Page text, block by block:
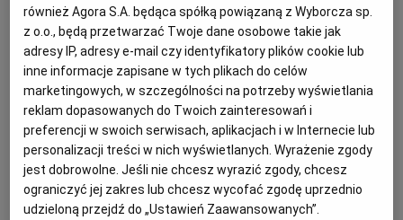
MIĘSA
RYBY
PRZEKĄSKI
DOMOWE PRZETWORY
KUCHNIA FRANCUSKA
KUCHNIA AMERYKAŃSKA
KUCHNIA POLSKA
KUCHNIA MEKSYKAŃSKA
SZEF KUCHNI
BYDGOSZCZ
CZĘSTOCHOWA
ELBLĄG
GLIWICE
DUŻY FORMAT
WOLNA SOBOTA
ALE HISTORIA
WYBORCZA TV I VOD
WYBORCZA CLASSIC
WYBORCZA.BIZ
WYSOKIE OBCASY
BIQDATA
spróbować, a później... chcesz jeść
codziennie. Takim przepisem jest ten na
amerykańskie naleśniki dutch baby.
również Agora S.A. będąca spółką powiązaną z Wyborcza sp.
z o.o., będą przetwarzać Twoje dane osobowe takie jak
adresy IP, adresy e-mail czy identyfikatory plików cookie lub
inne informacje zapisane w tych plikach do celów
marketingowych, w szczególności na potrzeby wyświetlania
reklam dopasowanych do Twoich zainteresowań i
preferencji w swoich serwisach, aplikacjach i w Internecie lub
personalizacji treści w nich wyświetlanych. Wyrażenie zgody
jest dobrowolne. Jeśli nie chcesz wyrazić zgody, chcesz
ograniczyć jej zakres lub chcesz wycofać zgodę uprzednio
udzieloną przejdź do „Ustawień Zaawansowanych”.